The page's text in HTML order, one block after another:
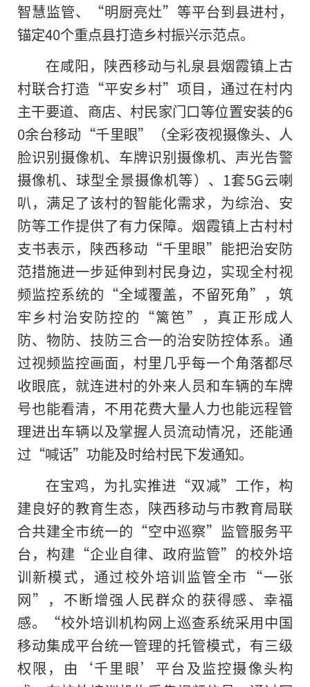
智慧监管、“明厨亮灶”等平台到县进村，
锚定40个重点县打造乡村振兴示范点。
在咸阳，陕西移动与礼泉县烟霞镇上古
村联合打造“平安乡村”项目，通过在村内
主干要道、商店、村民家门口等位置安装的6
0余台移动“千里眼”（全彩夜视摄像头、人
脸识别摄像机、车牌识别摄像机、声光告警
摄像机、球型全景摄像机等）、1套5G云喇
叭，满足了该村的智能化需求，为综治、安
防等工作提供了有力保障。烟霞镇上古村村
支书表示，陕西移动“千里眼”能把治安防
范措施进一步延伸到村民身边，实现全村视
频监控系统的“全域覆盖，不留死角”，筑
牢乡村治安防控的“篱笆”，真正形成人
防、物防、技防三合一的治安防控体系。通
过视频监控画面，村里几乎每一个角落都尽
收眼底，就连进村的外来人员和车辆的车牌
号也能看清，不用花费大量人力也能远程管
理进出车辆以及掌握人员流动情况，还能通
过“喊话”功能及时给村民下发通知。
在宝鸡，为扎实推进“双减”工作，构
建良好的教育生态，陕西移动与市教育局联
合共建全市统一的“空中巡察”监管服务平
台，构建“企业自律、政府监管”的校外培
训新模式，通过校外培训监管全市“一张
网”，不断增强人民群众的获得感、幸福
感。“校外培训机构网上巡查系统采用中国
移动集成平台统一管理的托管模式，有三级
权限，由‘千里眼’平台及监控摄像头构